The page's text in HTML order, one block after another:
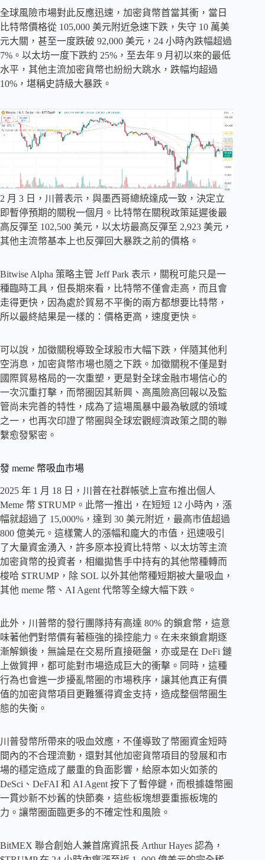
全球風險市場對此反應迅速，加密貨幣首當其衝，當日
比特幣價格從 105,000 美元附近急速下跌，失守 10 萬美
元大關，甚至一度跌破 92,000 美元，24 小時內跌幅超過
7%。以太坊一度下跌約 25%，至去年 9 月初以來的最低
水平，其他主流加密貨幣也紛紛大跳水，跌幅均超過
10%，堪稱史詩級大暴跌。
2 月 3 日，川普表示，與墨西哥總統達成一致，決定立
即暫停預期的關稅一個月。比特幣在關稅政策延遲後最
高反彈至 102,500 美元，以太坊最高反彈至 2,923 美元，
其他主流幣基本上也反彈回大暴跌之前的價格。
Bitwise Alpha 策略主管 Jeff Park 表示，關稅可能只是一
種臨時工具，但長期來看，比特幣不僅會走高，而且會
走得更快，因為處於貿易不平衡的兩方都想要比特幣，
所以最終結果是一樣的：價格更高，速度更快。
可以說，加徵關稅導致全球股市大幅下跌，伴隨其他利
空消息，加密貨幣市場也隨之下跌。加徵關稅不僅是對
國際貿易格局的一次重塑，更是對全球金融市場信心的
一次沉重打擊，而幣圈因其新興、高風險高回報以及監
管尚未完善的特性，成為了這場風暴中最為敏感的領域
之一，也再次印證了幣圈與全球宏觀經濟政策之間的聯
繫愈發緊密。
發 meme 幣吸血市場
2025 年 1 月 18 日，川普在社群帳號上宣布推出個人
Meme 幣 $TRUMP。此幣一推出，在短短 12 小時內，漲
幅就超過了 15,000%，達到 30 美元附近，最高市值超過
800 億美元。這樣驚人的漲幅和龐大的市值，迅速吸引
了大量資金湧入，許多原本投資比特幣、以太坊等主流
加密貨幣的投資者，相繼拋售手中持有的其他幣種轉而
梭哈 $TRUMP，除 SOL 以外其他幣種短期被大量吸血，
其他 meme 幣、AI Agent 代幣等全線大幅下跌。
此外，川普幣的發行團隊持有高達 80% 的鎖倉幣，這意
味著他們對幣價有著極強的操控能力。在未來鎖倉期逐
漸解鎖後，無論是在交易所直接砸盤，亦或是在 DeFi 鏈
上做質押，都可能對市場造成巨大的衝擊。同時，這種
行為也會進一步擾亂幣圈的市場秩序，讓其他真正有價
值的加密貨幣項目更難獲得資金支持，造成整個幣圈生
態的失衡。
川普發幣所帶來的吸血效應，不僅導致了幣圈資金短時
間內的不合理流動，還對其他加密貨幣項目的發展和市
場的穩定造成了嚴重的負面影響，給原本如火如荼的
DeSci、DeFAI 和 AI Agent 按下了暫停鍵，而根據雄幣圈
一貫炒新不炒舊的快節奏，這些板塊想要重振板塊的
力。讓幣圈面臨更多的不確定性和風險。
BitMEX 聯合創始人兼首席資訊長 Arthur Hayes 認為，